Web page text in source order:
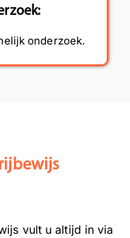
onderzoek.
vult u altijd in via